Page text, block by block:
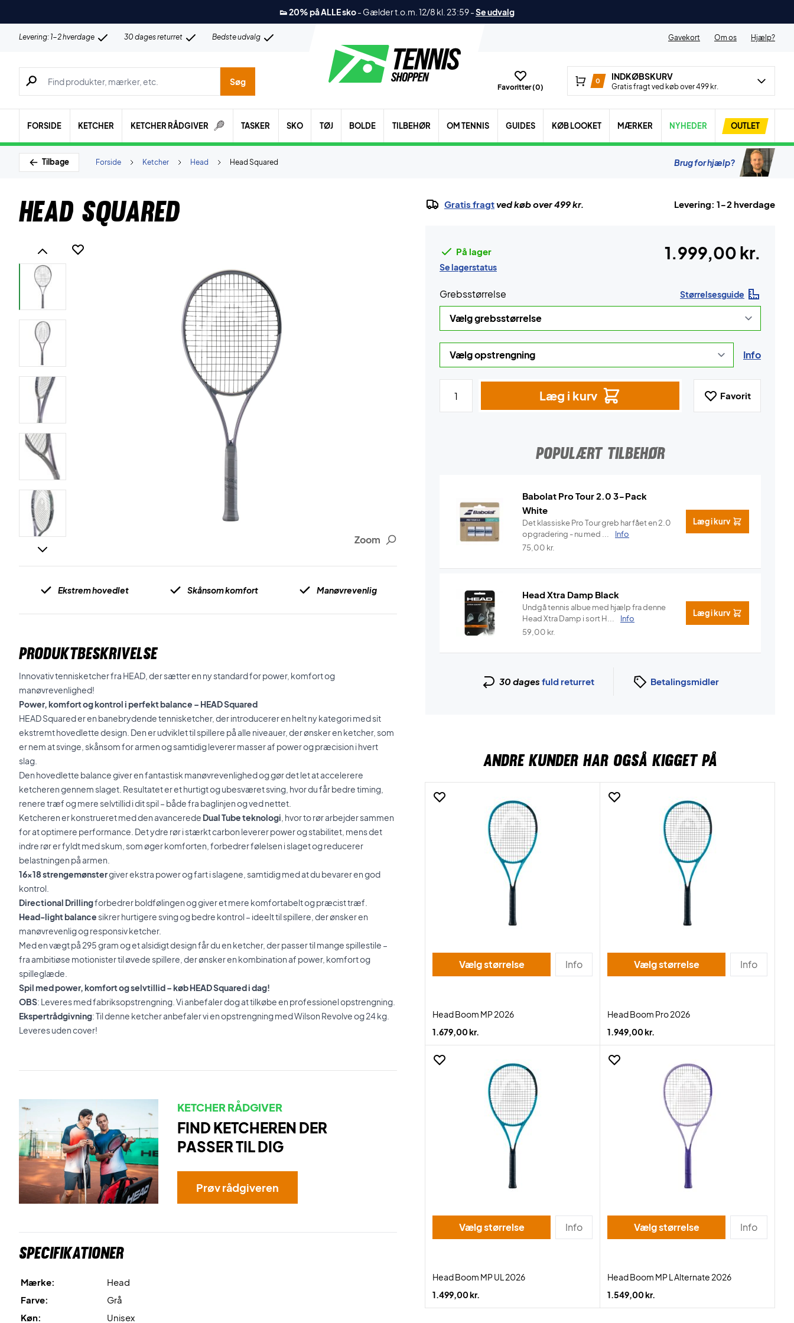
👟 20% på ALLE sko- Gælder t.o.m. 12/8 kl. 23:59-Se udvalg
Levering: 1-2 hverdage 30 dages returret Bedste udvalg Gavekort Om os Hjælp?
Søg efter produkter, mærker etc.
Søg
Favoritter (0)
0 INDKØBSKURV
Gratis fragt ved køb over 499 kr.
FORSIDE KETCHER KETCHER RÅDGIVER TASKER SKO TØJ BOLDE TILBEHØR OM TENNIS GUIDES KØB LOOKET MÆRKER NYHEDER OUTLET
Tilbage Head Squared
Head
Ketcher
Forside Brug for hjælp?
Head Squared
Zoom
Ekstrem hovedlet Skånsom komfort Manøvrevenlig
PRODUKTBESKRIVELSE
Innovativ tennisketcher fra HEAD, der sætter en ny standard for power, komfort og
manøvrevenlighed!
Power, komfort og kontrol i perfekt balance – HEAD Squared
HEAD Squared er en banebrydende tennisketcher, der introducerer en helt ny kategori med sit
ekstremt hovedlette design. Den er udviklet til spillere på alle niveauer, der ønsker en ketcher, som
er nem at svinge, skånsom for armen og samtidig leverer masser af power og præcision i hvert
slag.
Den hovedlette balance giver en fantastisk manøvrevenlighed og gør det let at accelerere
ketcheren gennem slaget. Resultatet er et hurtigt og ubesværet sving, hvor du får bedre timing,
renere træf og mere selvtillid i dit spil – både fra baglinjen og ved nettet.
Ketcheren er konstrueret med den avancerede Dual Tube teknologi , hvor to rør arbejder sammen
for at optimere performance. Det ydre rør i stærkt carbon leverer power og stabilitet, mens det
indre rør er fyldt med skum, som øger komforten, forbedrer følelsen i slaget og reducerer
belastningen på armen.
16x18 strengemønstergiver ekstra power og fart i slagene, samtidig med at du bevarer en god
kontrol.
Directional Drillingforbedrer boldfølingen og giver et mere komfortabelt og præcist træf.
Head-light balance sikrer hurtigere sving og bedre kontrol – ideelt til spillere, der ønsker en
manøvrevenlig og responsiv ketcher.
Med en vægt på 295 gram og et alsidigt design får du en ketcher, der passer til mange spillestile –
fra ambitiøse motionister til øvede spillere, der ønsker en kombination af power, komfort og
spilleglæde.
Spil med power, komfort og selvtillid – køb HEAD Squared i dag!
OBS: Leveres med fabriksopstrengning. Vi anbefaler dog at tilkøbe en professionel opstrengning.
Ekspertrådgivning: Til denne ketcher anbefaler vi en opstrengning med Wilson Revolve og 24 kg.
Leveres uden cover!
KETCHER RÅDGIVER
FIND KETCHEREN DER
PASSER TIL DIG
Prøv rådgiveren
Specifikationer
Mærke:
Head
Farve:
Grå
Køn:
Unisex
Gratis fragtved køb over 499 kr. Levering: 1-2 hverdage
På lager
Se lagerstatus
1.999,00 kr.
Grebsstørrelse Størrelsesguide
Info
Læg i kurv Favorit
POPULÆRT TILBEHØR
Babolat Pro Tour 2.0 3-Pack
White
Det klassiske Pro Tour greb har fået en 2.0
opgradering - nu med ...
Info
75,00 kr.
Læg i kurv
Head Xtra Damp Black
Undgå tennis albue med hjælp fra denne
Head Xtra Damp i sort H...
Info
59,00 kr.
Læg i kurv
30 dages fuld returret Betalingsmidler
ANDRE KUNDER HAR OGSÅ KIGGET PÅ
Vælg størrelse Info
Head Boom MP 2026
1.679,00 kr.
Vælg størrelse Info
Head Boom Pro 2026
1.949,00 kr.
Vælg størrelse Info
Head Boom MP UL 2026
1.499,00 kr.
Vælg størrelse Info
Head Boom MP L Alternate 2026
1.549,00 kr.